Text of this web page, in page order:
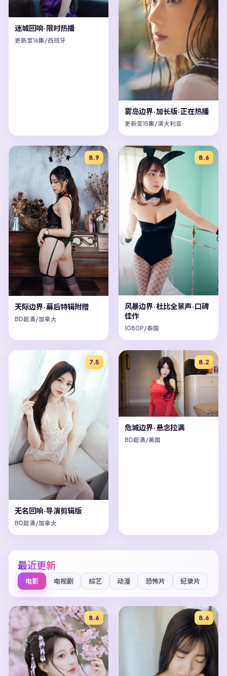
迷城回响·限时热播
更新至16集/西班牙
雾岛边界·加长版·正在热播
更新至15集/澳大利亚
8.9
天际边界·幕后特辑附赠
BD超清/加拿大
8.6
风暴边界·杜比全景声·口碑
佳作
1080P/泰国
7.5
无名回响·导演剪辑版
BD超清/加拿大
8.2
危城边界·悬念拉满
BD超清/美国
最近更新
电影 电视剧 综艺 动漫 恐怖片 纪录片
8.6 8.6